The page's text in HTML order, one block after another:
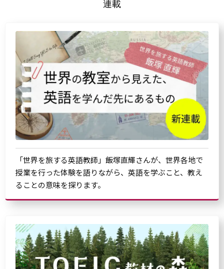
連載
「世界を旅する英語教師」飯塚直輝さんが、世界各地で
授業を行った体験を語りながら、英語を学ぶこと、教え
ることの意味を探ります。